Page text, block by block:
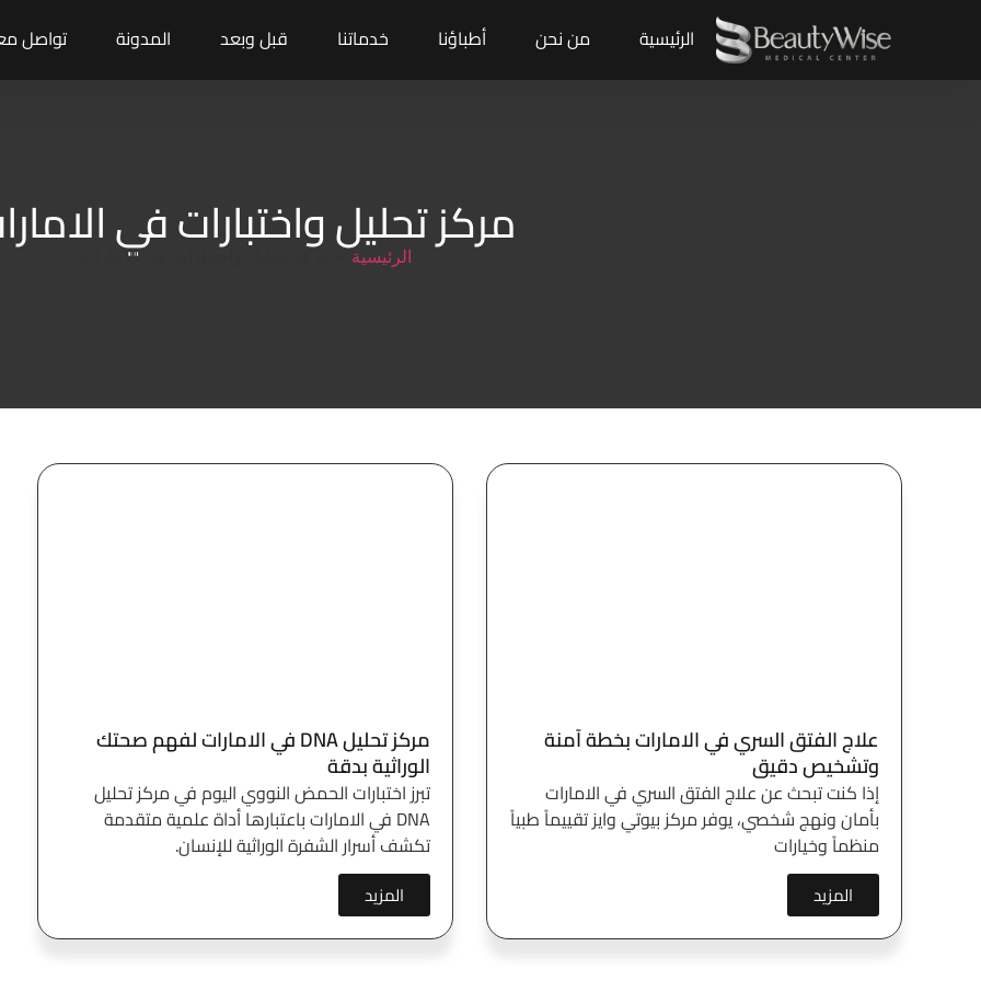
الرئيسية من نحن أطباؤنا خدماتنا قبل وبعد المدونة تواصل
مركز تحليل واختبارات في
الرئيسية مركز تحليل واختبارات في الامارات
علاج الفتق السري في الامارات بخطة آمنة
وتشخيص دقيق
إذا كنت تبحث عن علاج الفتق السري في الامارات
بأمان ونهج شخصي، يوفر مركز بيوتي وايز تقييماً طبياً
منظماً وخيارات
المزيد
مركز تحليل DNA في الامارات لفهم صحتك
الوراثية بدقة
تبرز اختبارات الحمض النووي اليوم في مركز تحليل
DNA في الامارات باعتبارها أداة علمية متقدمة
تكشف أسرار الشفرة الوراثية للإنسان.
المزيد